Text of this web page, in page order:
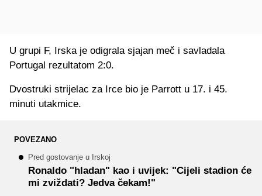
U grupi F, Irska je odigrala sjajan meč i savladala
Portugal rezultatom 2:0.
Dvostruki strijelac za Irce bio je Parrott u 17. i 45.
minuti utakmice.
POVEZANO
Pred gostovanje u Irskoj
Ronaldo "hladan" kao i uvijek: "Cijeli stadion će
mi zviždati? Jedva čekam!"